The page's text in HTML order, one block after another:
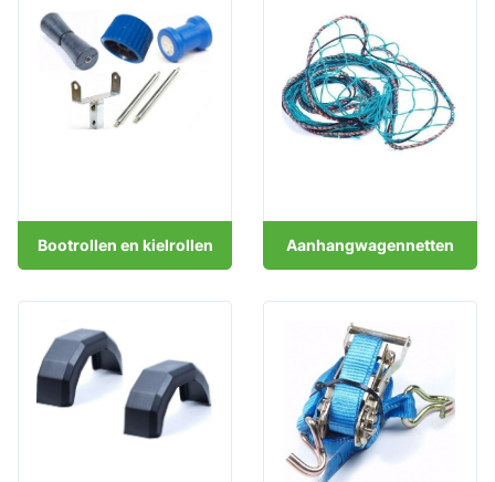
Bootrollen en kielrollen Aanhangwagennetten